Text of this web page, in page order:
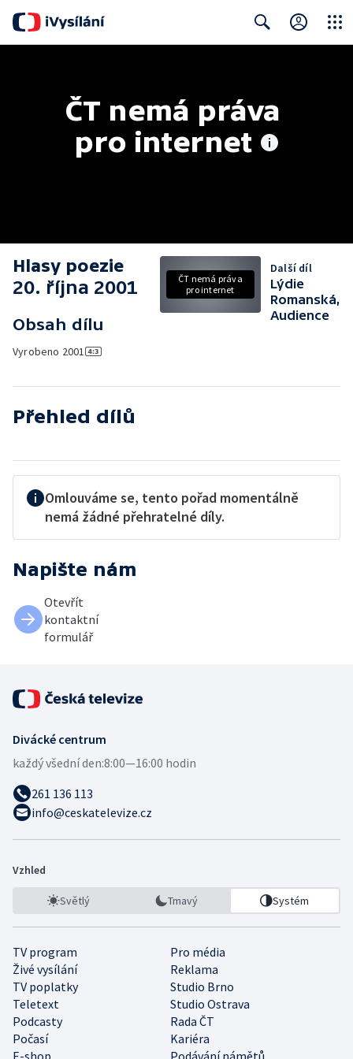
ČT nemá práva
pro internet
Hlasy poezie
20. října 2001
Obsah dílu
Vyrobeno 2001
ČT nemá práva
pro internet
Další díl
Lýdie
Romanská,
Audience
Přehled dílů
Omlouváme se, tento pořad momentálně
nemá žádné přehratelné díly.
Napište nám
Otevřít
kontaktní
formulář
Divácké centrum
každý všední den:8:00—16:00 hodin
261 136 113
info@ceskatelevize.cz
Vzhled
Světlý Tmavý Systém
TV program
Pro média
Živé vysílání
Reklama
TV poplatky
Studio Brno
Teletext
Studio Ostrava
Podcasty
Rada ČT
Počasí
Kariéra
E-shop
Podávání námětů